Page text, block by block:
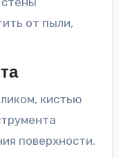
от пыли,
кистью
поверхности.